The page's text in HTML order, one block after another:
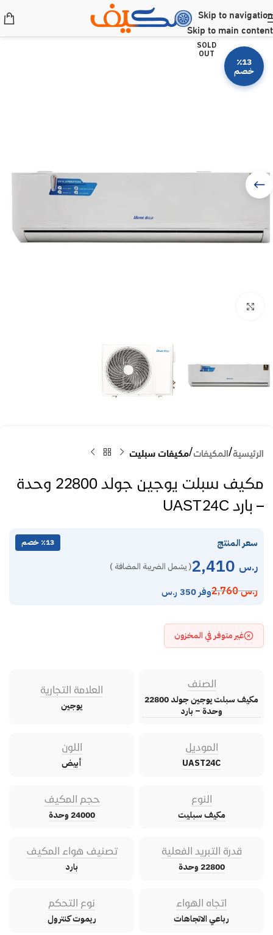
Skip to navigation
Skip to main content
SOLD
OUT
٪13
خصم
الرئيسية المكيفات مكيفات سبليت
مكيف سبلت يوجين جولد 22800 وحدة
– بارد UAST24C
سعر المنتج ٪13 خصم
ر.س ( يشمل الضريبة المضافة )
ر.س2,760 وفر 350 ر.س
غير متوفر في المخزون
الصنف
مكيف سبلت يوجين جولد 22800
وحدة – بارد
العلامة التجارية
يوجين
الموديل
UAST24C
اللون
أبيض
النوع
مكيف سبليت
حجم المكيف
24000 وحدة
قدرة التبريد الفعلية
22800 وحدة
تصنيف هواء المكيف
بارد
اتجاه الهواء
رباعي الاتجاهات
نوع التحكم
ريموت كنترول